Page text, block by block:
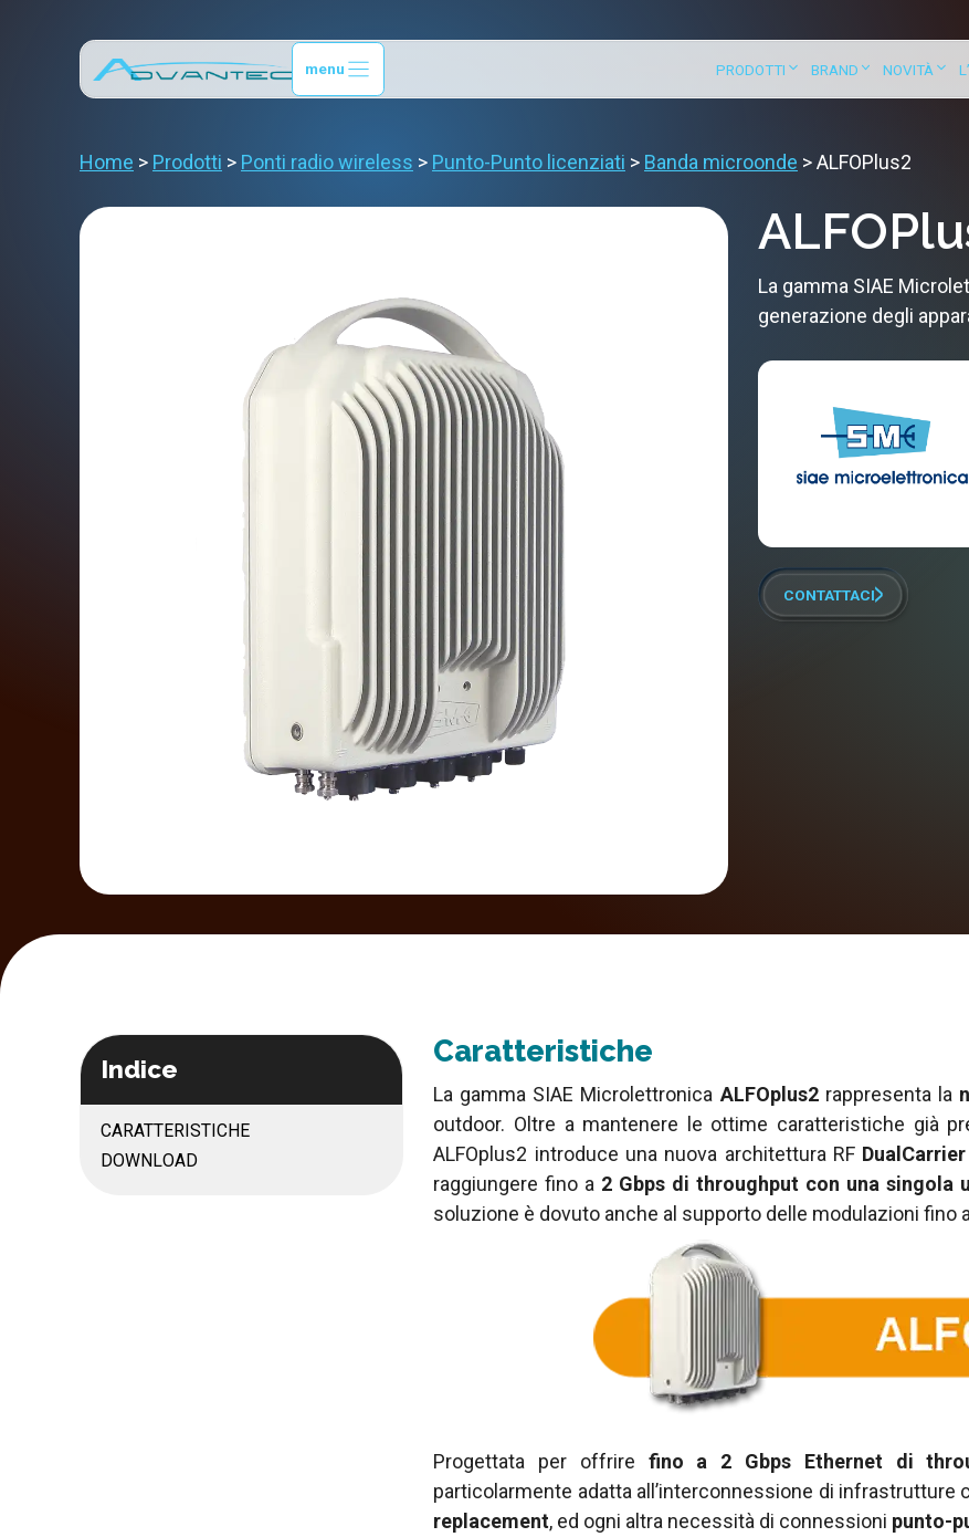
menu PRODOTTI BRAND NOVITÀ
Home > Prodotti > Ponti radio wireless > Punto-Punto licenziati > Banda microonde >ALFOPlus2
La gamma SIAE
generazione degli
CONTATTACI
Indice
CARATTERISTICHE
DOWNLOAD
Caratteristiche
La gamma SIAE Microlettronica ALFOplus2rappresenta la
outdoor. Oltre a mantenere le ottime caratteristiche già
ALFOplus2 introduce una nuova architettura RF DualCarrier
raggiungere fino a 2 Gbps di throughput con una singola
soluzione è dovuto anche al supporto delle modulazioni fino
Progettata per offrire fino a 2 Gbps Ethernet di
particolarmente adatta all’interconnessione di infrastrutture
replacement, ed ogni altra necessità di connessioni punto-